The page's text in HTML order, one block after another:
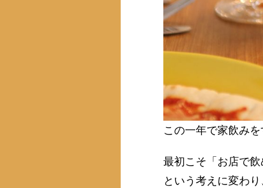
この一年で家飲み
最初こそ「お店で
という考えに変わ